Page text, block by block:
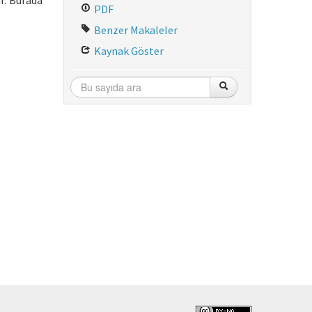
PDF
Benzer Makaleler
Kaynak Göster